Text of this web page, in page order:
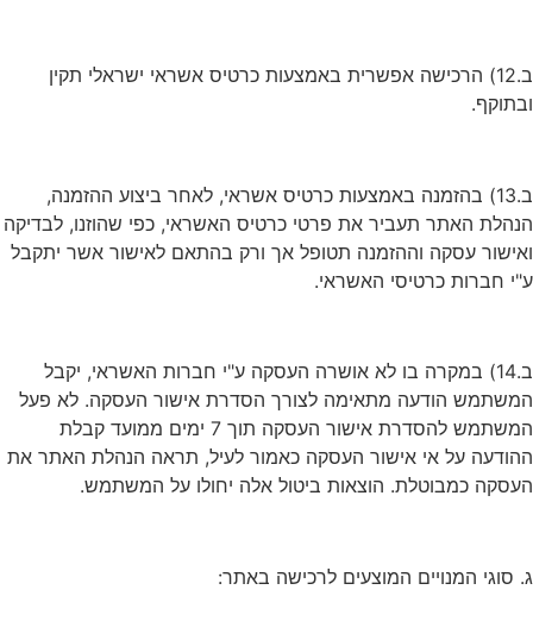
ב.12) הרכישה אפשרית באמצעות כרטיס אשראי ישראלי תקין
ובתוקף.
ב.13) בהזמנה באמצעות כרטיס אשראי, לאחר ביצוע ההזמנה,
הנהלת האתר תעביר את פרטי כרטיס האשראי, כפי שהוזנו, לבדיקה
ואישור עסקה וההזמנה תטופל אך ורק בהתאם לאישור אשר יתקבל
ע"י חברות כרטיסי האשראי.
ב.14) במקרה בו לא אושרה העסקה ע"י חברות האשראי, יקבל
המשתמש הודעה מתאימה לצורך הסדרת אישור העסקה. לא פעל
המשתמש להסדרת אישור העסקה תוך 7 ימים ממועד קבלת
ההודעה על אי אישור העסקה כאמור לעיל, תראה הנהלת האתר את
העסקה כמבוטלת. הוצאות ביטול אלה יחולו על המשתמש.
ג. סוגי המנויים המוצעים לרכישה באתר: